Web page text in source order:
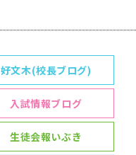
好文木(校長ブログ)
入試情報ブログ
生徒会報いぶき